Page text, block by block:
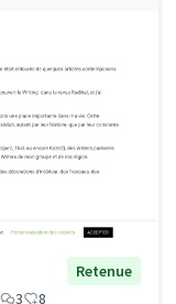
Retenue
3 8